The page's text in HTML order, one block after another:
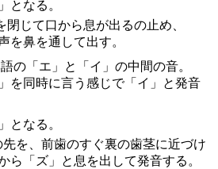
となる。
閉じて口から息が出るの止め、
を鼻を通して出す。
の「エ」と「イ」の中間の音。
を同時に言う感じで「イ」と発音
となる。
先を、前歯のすぐ裏の歯茎に近づけ
ら「ズ」と息を出して発音する。